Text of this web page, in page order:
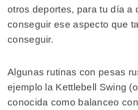
otros deportes, para tu día a
conseguir ese aspecto que
conseguir.
Algunas rutinas con pesas
ejemplo la Kettlebell Swing
conocida como balanceo